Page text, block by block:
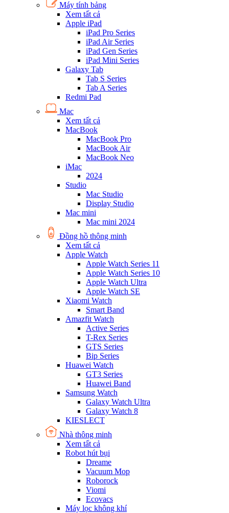
Máy tính bảng
Xem tất cả
Apple iPad
iPad Pro Series
iPad Air Series
iPad Gen Series
iPad Mini Series
Galaxy Tab
Tab S Series
Tab A Series
Redmi Pad
Mac
Xem tất cả
MacBook
MacBook Pro
MacBook Air
MacBook Neo
iMac
2024
Studio
Mac Studio
Display Studio
Mac mini
Mac mini 2024
Đồng hồ thông minh
Xem tất cả
Apple Watch
Apple Watch Series 11
Apple Watch Series 10
Apple Watch Ultra
Apple Watch SE
Xiaomi Watch
Smart Band
Amazfit Watch
Active Series
T-Rex Series
GTS Series
Bip Series
Huawei Watch
GT3 Series
Huawei Band
Samsung Watch
Galaxy Watch Ultra
Galaxy Watch 8
KIESLECT
Nhà thông minh
Xem tất cả
Robot hút bụi
Dreame
Vacuum Mop
Roborock
Viomi
Ecovacs
Máy lọc không khí